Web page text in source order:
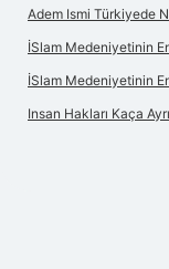
Adem Ismi Türkiyede
İSlam Medeniyetinin
İSlam Medeniyetinin
Insan Hakları Kaça